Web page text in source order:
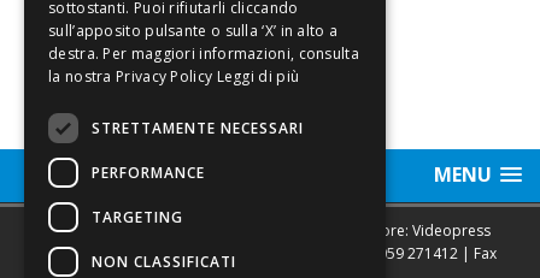
MENU
Sede legale, Redazione, pubblicità e annunci Editore: Videopress
Modena S.r.l. via Emilia Est, 402/6 - Modena | Tel.
059 271412 | Fax
Leggi di più
STRETTAMENTE NECESSARI
PERFORMANCE
TARGETING
NON CLASSIFICATI